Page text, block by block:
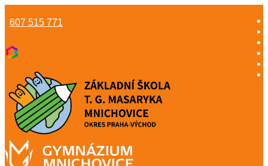
607 515 771